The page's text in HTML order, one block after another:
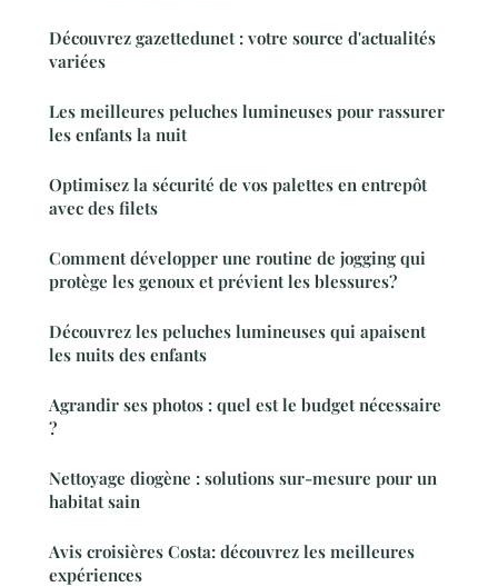
Découvrez gazettedunet : votre source d'actualités
variées
Les meilleures peluches lumineuses pour rassurer
les enfants la nuit
Optimisez la sécurité de vos palettes en entrepôt
avec des filets
Comment développer une routine de jogging qui
protège les genoux et prévient les blessures?
Découvrez les peluches lumineuses qui apaisent
les nuits des enfants
Agrandir ses photos : quel est le budget nécessaire
?
Nettoyage diogène : solutions sur-mesure pour un
habitat sain
Avis croisières Costa: découvrez les meilleures
expériences